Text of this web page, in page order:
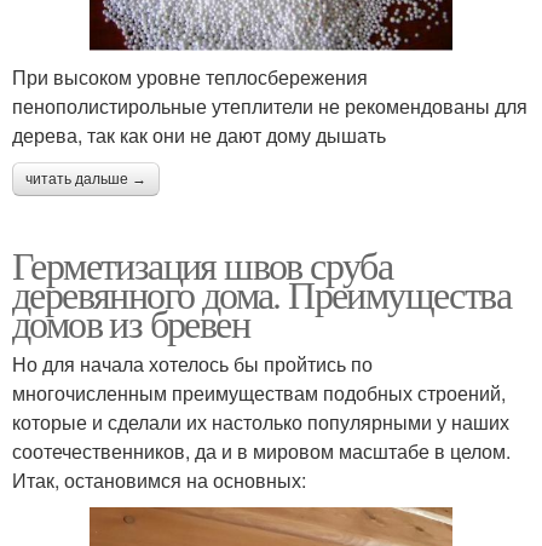
При высоком уровне теплосбережения
пенополистирольные утеплители не рекомендованы для
дерева, так как они не дают дому дышать
читать дальше →
Герметизация швов сруба
деревянного дома. Преимущества
домов из бревен
Но для начала хотелось бы пройтись по
многочисленным преимуществам подобных строений,
которые и сделали их настолько популярными у наших
соотечественников, да и в мировом масштабе в целом.
Итак, остановимся на основных: